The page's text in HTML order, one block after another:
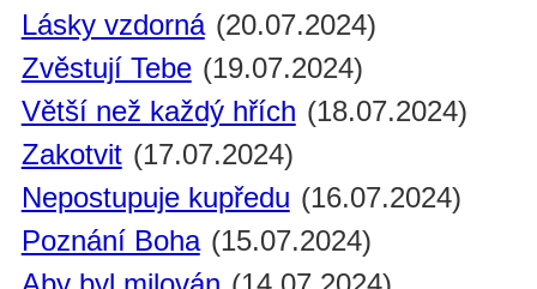
Lásky vzdorná (20.07.2024)
Zvěstují Tebe (19.07.2024)
Větší než každý hřích (18.07.2024)
Zakotvit (17.07.2024)
Nepostupuje kupředu (16.07.2024)
Poznání Boha (15.07.2024)